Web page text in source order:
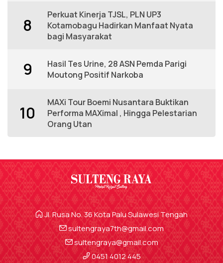
8
Perkuat Kinerja TJSL, PLN UP3
Kotamobagu Hadirkan Manfaat Nyata
bagi Masyarakat
9
Hasil Tes Urine, 28 ASN Pemda Parigi
Moutong Positif Narkoba
10
MAXi Tour Boemi Nusantara Buktikan
Performa MAXimal , Hingga Pelestarian
Orang Utan
Jl. Rusa No. 36 Kota Palu Sulawesi Tengah
sultengraya7th@gmail.com
sultengraya@gmail.com
0451 4012 445